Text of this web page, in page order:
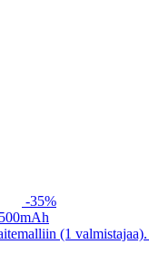
-35%
(1